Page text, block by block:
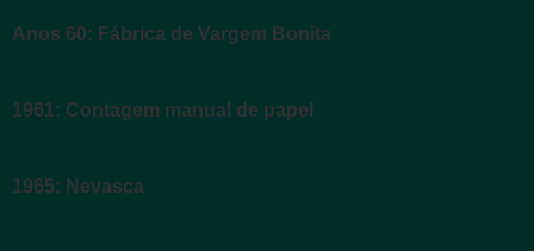
Anos 60: Fábrica de Vargem Bonita
1961: Contagem manual de papel
1965: Nevasca